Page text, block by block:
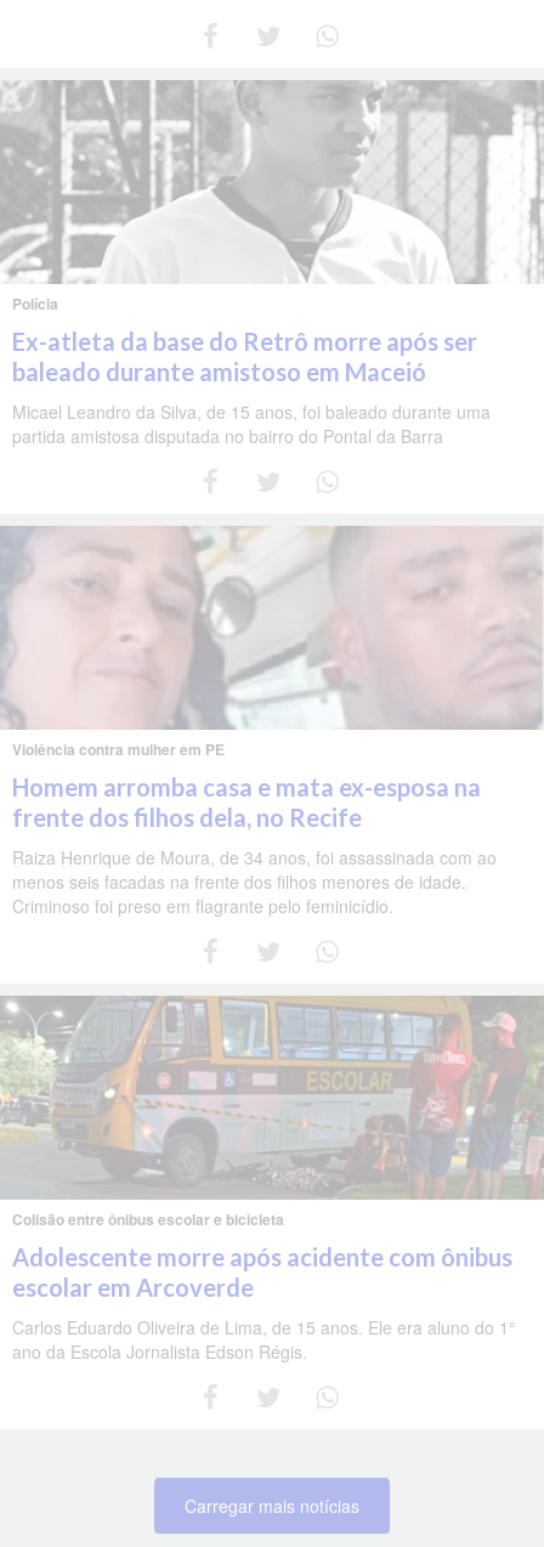
Polícia
Ex-atleta da base do Retrô morre após ser
baleado durante amistoso em Maceió
Micael Leandro da Silva, de 15 anos, foi baleado durante uma
partida amistosa disputada no bairro do Pontal da Barra
Violência contra mulher em PE
Homem arromba casa e mata ex-esposa na
frente dos filhos dela, no Recife
Raiza Henrique de Moura, de 34 anos, foi assassinada com ao
menos seis facadas na frente dos filhos menores de idade.
Criminoso foi preso em flagrante pelo feminicídio.
Colisão entre ônibus escolar e bicicleta
Adolescente morre após acidente com ônibus
escolar em Arcoverde
Carlos Eduardo Oliveira de Lima, de 15 anos. Ele era aluno do 1°
ano da Escola Jornalista Edson Régis.
Carregar mais notícias